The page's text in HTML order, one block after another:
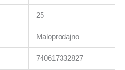
25
Maloprodajno
740617332827